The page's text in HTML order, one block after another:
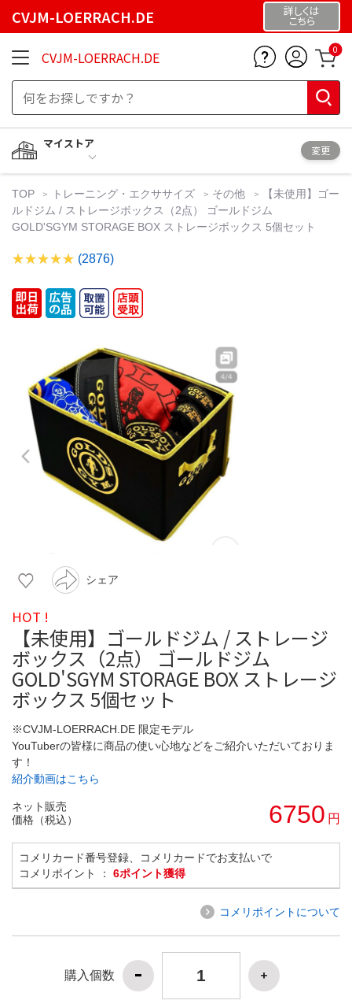
CVJM-LOERRACH.DE 詳しくは
こちら
CVJM-LOERRACH.DE 0
マイストア
変更
TOP トレーニング・エクササイズ その他
【未使用】ゴー
ルドジム / ストレージボックス（2点） ゴールドジム
GOLD'SGYM STORAGE BOX ストレージボックス 5個セット
(2876)
シェア
HOT !
【未使用】ゴールドジム / ストレージ
ボックス（2点） ゴールドジム
GOLD'SGYM STORAGE BOX ストレージ
ボックス 5個セット
※CVJM-LOERRACH.DE 限定モデル
YouTuberの皆様に商品の使い心地などをご紹介いただいておりま
す！
紹介動画はこちら
ネット販売
価格（税込）
6750 円
コメリカード番号登録、コメリカードでお支払いで
コメリポイント ： 6ポイント獲得
コメリポイントについて
購入個数